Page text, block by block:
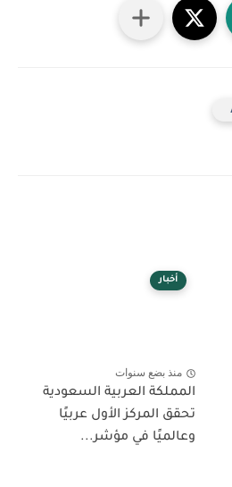
أخبار
منذ بضع سنوات
المملكة العربية السعودية
تحقق المركز الأول عربيًا
وعالميًا في مؤشر...